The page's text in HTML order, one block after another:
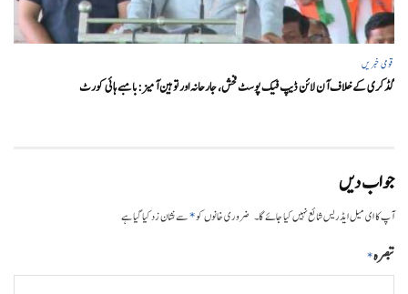
قومی خبریں
گڈکری کے خلاف آن لائن ڈیپ فیک پوسٹ فحش، جارحانہ اور توہین آمیز:بامبے ہائی کورٹ
جواب دیں
آپ کا ای میل ایڈریس شائع نہیں کیا جائے گا۔ ضروری خانوں کو*سے نشان زد کیا گیا ہے
تبصرہ*